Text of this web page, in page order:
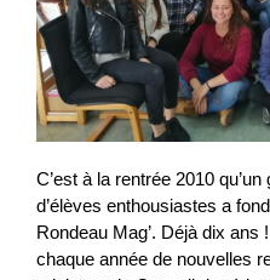
C’est à la rentrée 2010 qu’un
d’élèves enthousiastes a
Rondeau Mag’. Déjà dix ans
chaque année de nouvelles